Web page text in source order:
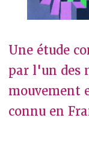
Une étude
par l'un des
mouvement
connu en